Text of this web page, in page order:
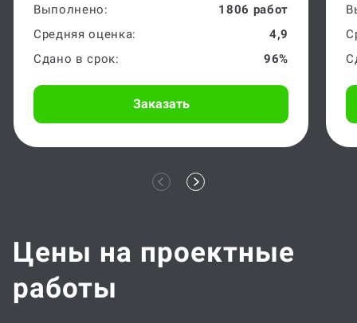
Выполнено:
1806 работ
Средняя оценка:
4,9
Сдано в срок:
96%
Заказать
Цены на проектные
работы